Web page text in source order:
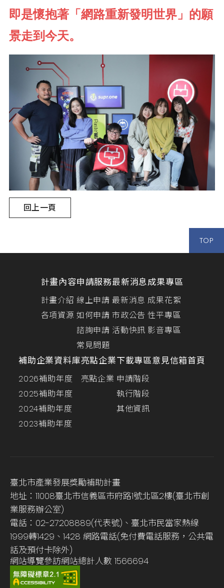
即是懷抱著「網路重新發明世界」的願
景走到今天。
回上一頁
TOP
計畫內容
計畫介紹
各項資源
申請服務
線上申請
如何申請
諮詢申請
常見問題
最新消息
最新消息
市政公告
活動快訊
成果專區
成果花絮
性平專區
影音專區
補助企業資料庫
2026補助年度
2025補助年度
2024補助年度
2023補助年度
亮點企業
亮點企業
下載專區
申請階段
執行階段
其他資訊
意見信箱首頁
臺北市產業發展獎勵補助計畫
地址：11008臺北市信義區市府路1號北區2樓(臺北市創
業服務辦公室)
電話：02-27208889(代表號)、臺北市民當家熱線
1999轉1429、1428 網路電話(免付費電話服務，公共電
話及預付卡除外)
網站導覽參訪網站總計人數 1566694